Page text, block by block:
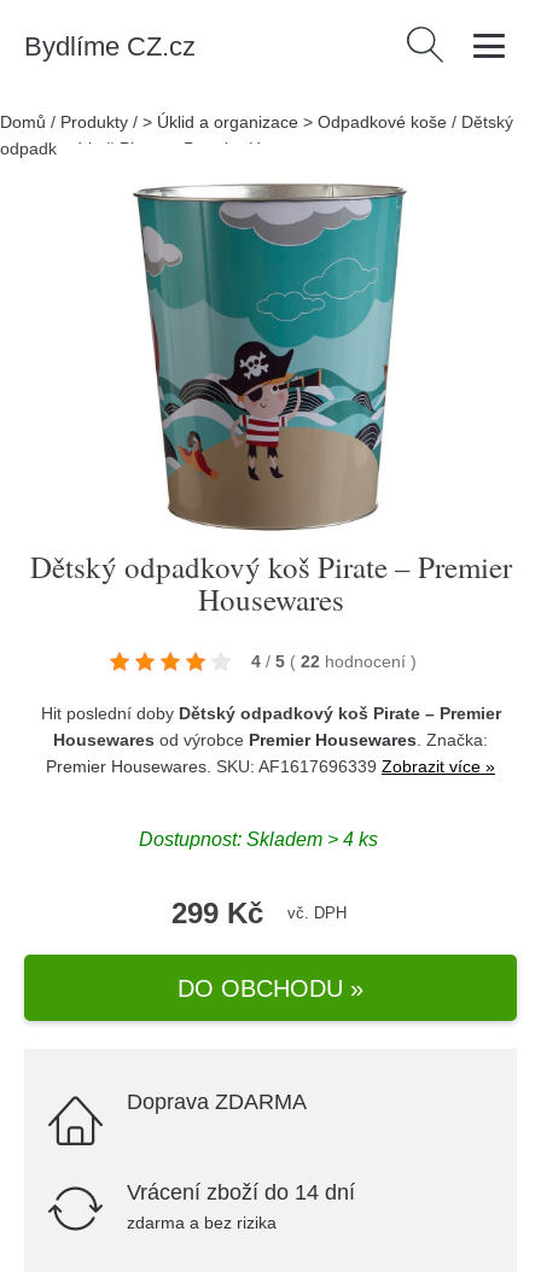
Bydlíme CZ.cz Vyhledávání
Domů / Produkty / > Úklid a organizace > Odpadkové koše / Dětský
odpadkový koš Pirate – Premier Housewares
Dětský odpadkový koš Pirate – Premier
Housewares
4 / 5 ( 22 hodnocení )
Hit poslední doby Dětský odpadkový koš Pirate – Premier
Housewares od výrobce Premier Housewares . Značka:
Premier Housewares . SKU: AF1617696339 Zobrazit více »
Dostupnost: Skladem > 4 ks
299 Kč vč. DPH
DO OBCHODU »
Doprava ZDARMA
Vrácení zboží do 14 dní
zdarma a bez rizika